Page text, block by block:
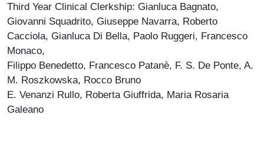
Third Year Clinical Clerkship: Gianluca Bagnato,
Giovanni Squadrito, Giuseppe Navarra, Roberto
Cacciola, Gianluca Di Bella, Paolo Ruggeri, Francesco
Monaco,
Filippo Benedetto, Francesco Patanè, F. S. De Ponte, A.
M. Roszkowska, Rocco Bruno
E. Venanzi Rullo, Roberta Giuffrida, Maria Rosaria
Galeano